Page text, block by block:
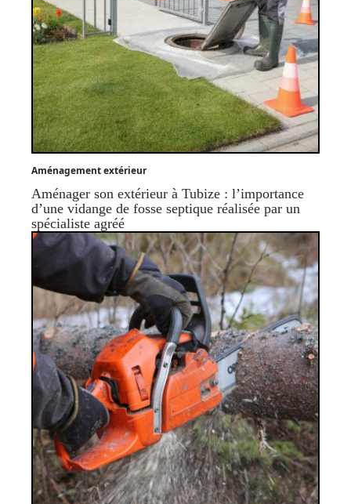
Aménagement extérieur
Aménager son extérieur à Tubize : l’importance
d’une vidange de fosse septique réalisée par un
spécialiste agréé